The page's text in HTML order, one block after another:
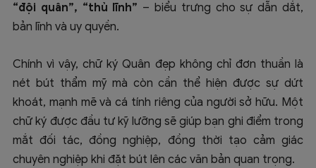
“đội quân”, “thủ lĩnh” – biểu trưng cho sự dẫn dắt,
bản lĩnh và uy quyền.
Chính vì vậy, chữ ký Quân đẹp không chỉ đơn thuần là
nét bút thẩm mỹ mà còn cần thể hiện được sự dứt
khoát, mạnh mẽ và cá tính riêng của người sở hữu. Một
chữ ký được đầu tư kỹ lưỡng sẽ giúp bạn ghi điểm trong
mắt đối tác, đồng nghiệp, đồng thời tạo cảm giác
chuyên nghiệp khi đặt bút lên các văn bản quan trọng.